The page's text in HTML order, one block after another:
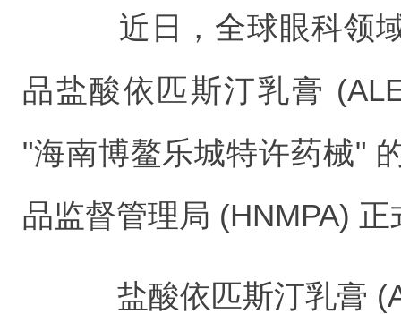
近日，全球眼科领域
品盐酸依匹斯汀乳膏
"海南博鳌乐城特许药械"
品监督管理局 (HNMPA) 正
盐酸依匹斯汀乳膏